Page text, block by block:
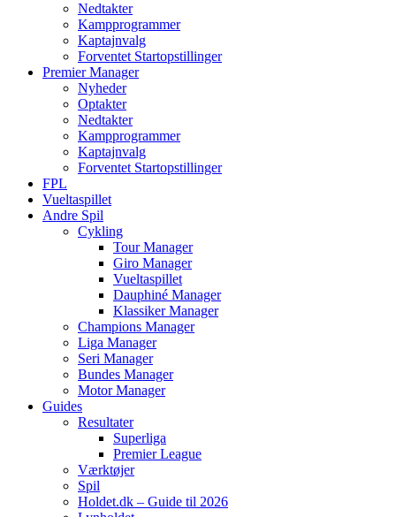
Nedtakter
Kampprogrammer
Kaptajnvalg
Forventet Startopstillinger
Premier Manager
Nyheder
Optakter
Nedtakter
Kampprogrammer
Kaptajnvalg
Forventet Startopstillinger
FPL
Vueltaspillet
Andre Spil
Cykling
Tour Manager
Giro Manager
Vueltaspillet
Dauphiné Manager
Klassiker Manager
Champions Manager
Liga Manager
Seri Manager
Bundes Manager
Motor Manager
Guides
Resultater
Superliga
Premier League
Værktøjer
Spil
Holdet.dk – Guide til 2026